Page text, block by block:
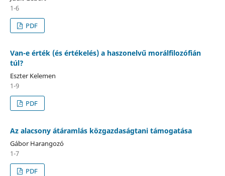
1-6
PDF
Van-e érték (és értékelés) a haszonelvű morálfilozófián
túl?
Eszter Kelemen
1-9
PDF
Az alacsony átáramlás közgazdaságtani támogatása
Gábor Harangozó
1-7
PDF